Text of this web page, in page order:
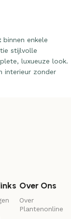
binnen enkele
stijlvolle
luxueuze look.
interieur zonder
Over Ons
Over
Plantenonline